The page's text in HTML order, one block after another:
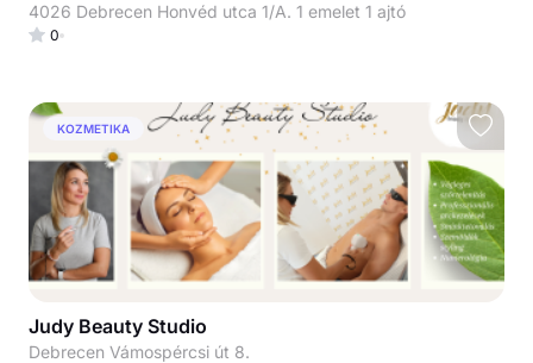
4026 Debrecen Honvéd utca 1/A. 1 emelet 1 ajtó
0
KOZMETIKA
Judy Beauty Studio
Debrecen Vámospércsi út 8.